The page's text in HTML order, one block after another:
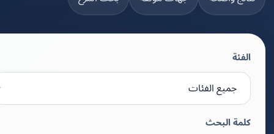
كلمة البحث